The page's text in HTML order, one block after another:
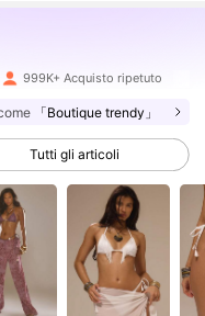
999K+ Acquisto ripetuto
「Boutique trendy」
Tutti gli articoli